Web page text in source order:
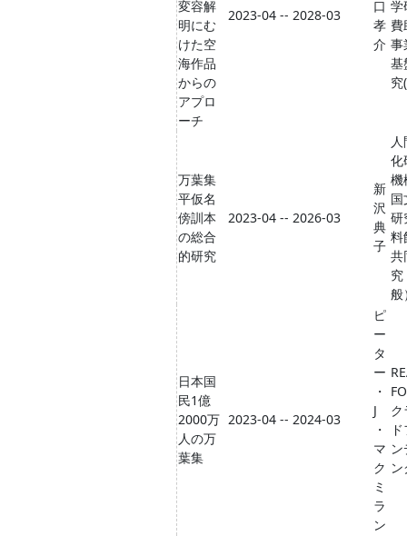
変容解
明にむ
けた空
海作品
からの
アプロ
ーチ
2023-04 -- 2028-03
口
孝
介
学
費
事
基
究
万葉集
平仮名
傍訓本
の総合
的研究
2023-04 -- 2026-03
新
沢
典
子
化
機
国
研
料
共
究
般
日本国
民1億
2000万
人の万
葉集
2023-04 -- 2024-03
ピ
ー
タ
ー
・
J
・
マ
ク
ミ
ラ
ン
ク